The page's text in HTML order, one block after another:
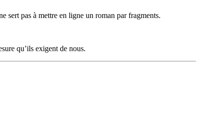
sert pas à mettre en ligne un roman par fragments.
qu’ils exigent de nous.